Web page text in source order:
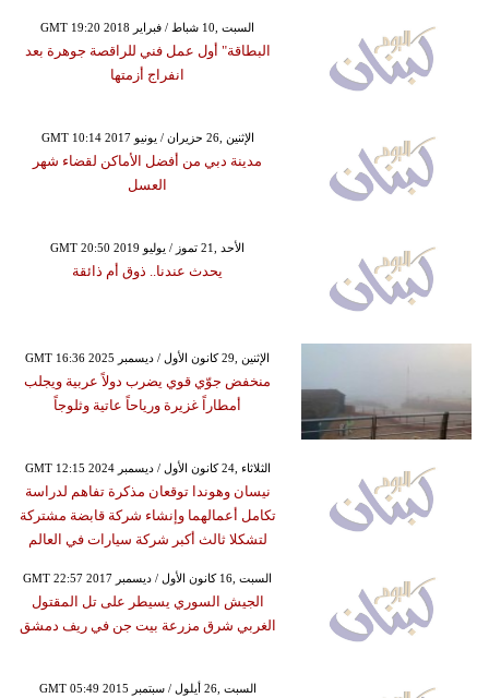
GMT 19:20 2018 السبت ,10 شباط / فبراير
البطاقة" أول عمل فني للراقصة جوهرة بعد
انفراج أزمتها
GMT 10:14 2017 الإثنين ,26 حزيران / يونيو
مدينة دبي من أفضل الأماكن لقضاء شهر
العسل
GMT 20:50 2019 الأحد ,21 تموز / يوليو
يحدث عندنا.. ذوق أم ذائقة
GMT 16:36 2025 الإثنين ,29 كانون الأول / ديسمبر
منخفض جوّي قوي يضرب دولاً عربية ويجلب
أمطاراً غزيرة ورياحاً عاتية وثلوجاً
GMT 12:15 2024 الثلاثاء ,24 كانون الأول / ديسمبر
نيسان وهوندا توقعان مذكرة تفاهم لدراسة
تكامل أعمالهما وإنشاء شركة قابضة مشتركة
لتشكلا ثالث أكبر شركة سيارات في العالم
GMT 22:57 2017 السبت ,16 كانون الأول / ديسمبر
الجيش السوري يسيطر على تل المقتول
الغربي شرق مزرعة بيت جن في ريف دمشق
GMT 05:49 2015 السبت ,26 أيلول / سبتمبر